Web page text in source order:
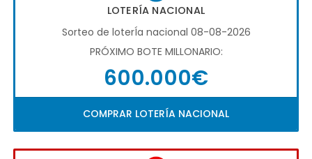
LOTERÍA NACIONAL
Sorteo de loterÍa nacional 08-08-2026
PRÓXIMO BOTE MILLONARIO:
600.000€
COMPRAR LOTERÍA NACIONAL